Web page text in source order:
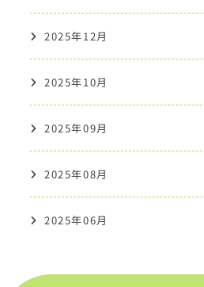
2025年12月
2025年10月
2025年09月
2025年08月
2025年06月